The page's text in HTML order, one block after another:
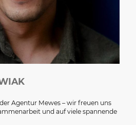
Agentur Mewes – wir freuen uns
und auf viele spannende